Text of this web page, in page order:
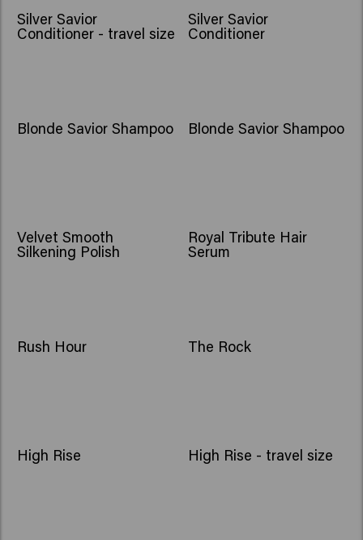
Silver Savior
Conditioner - travel size
Silver Savior
Conditioner
Blonde Savior Shampoo Blonde Savior Shampoo
Velvet Smooth
Silkening Polish
Royal Tribute Hair
Serum
Rush Hour The Rock
NEW
High Rise High Rise - travel size